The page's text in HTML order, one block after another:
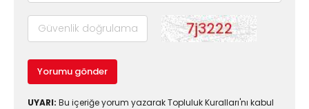
Yorumu gönder
UYARI: Bu içeriğe yorum yazarak Topluluk Kuralları'nı kabul